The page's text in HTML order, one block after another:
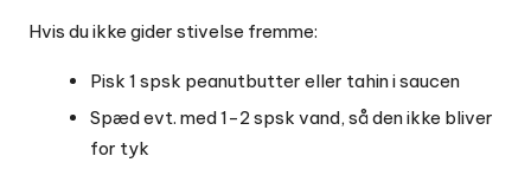
Hvis du ikke gider stivelse fremme:
Pisk 1 spsk peanutbutter eller tahin i saucen
Spæd evt. med 1-2 spsk vand, så den ikke bliver
for tyk